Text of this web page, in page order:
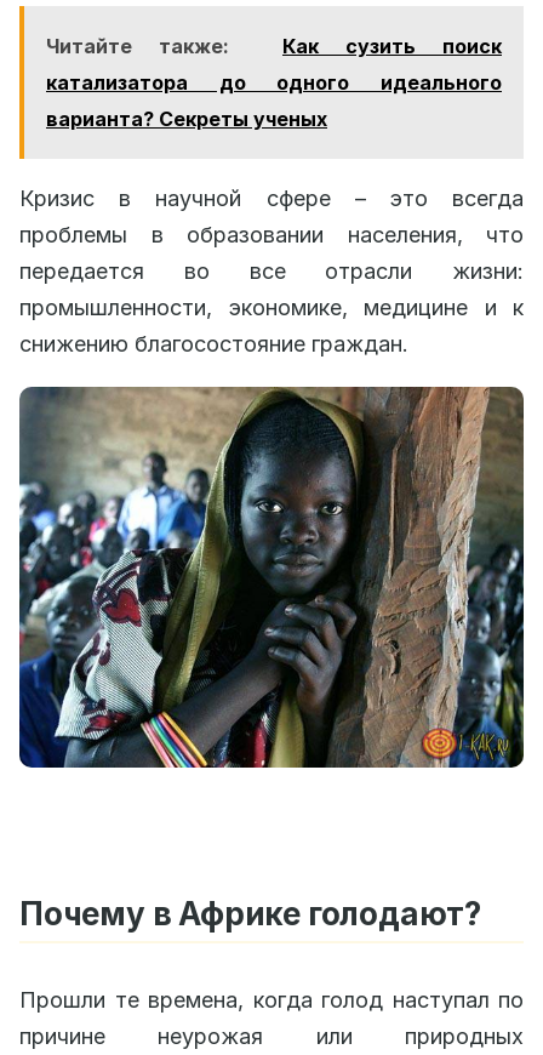
Читайте также:
Как сузить поиск
катализатора до одного идеального
варианта? Секреты ученых
Кризис в научной сфере – это всегда
проблемы в образовании населения, что
передается во все отрасли жизни:
промышленности, экономике, медицине и к
снижению благосостояние граждан.
Почему в Африке голодают?
Прошли те времена, когда голод наступал по
причине неурожая или природных